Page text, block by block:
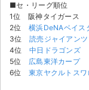
チケットジャム運営
チケットジャム利用
プライバシーポリシ
■セ・リーグ順位
1位 阪神タイガース
2位 横浜DeNAベイス
3位 読売ジャイアンツ
4位 中日ドラゴンズ
5位 広島東洋カープ
6位 東京ヤクルトス